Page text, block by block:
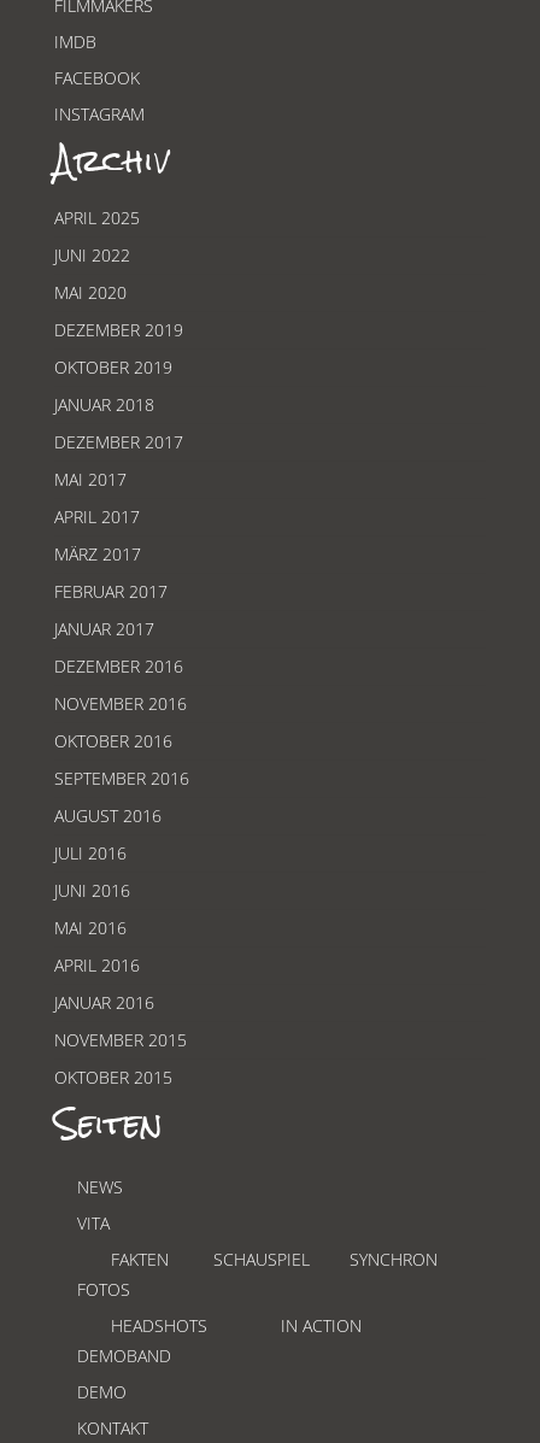
FILMMAKERS
IMDB
FACEBOOK
INSTAGRAM
Archiv
APRIL 2025
JUNI 2022
MAI 2020
DEZEMBER 2019
OKTOBER 2019
JANUAR 2018
DEZEMBER 2017
MAI 2017
APRIL 2017
MÄRZ 2017
FEBRUAR 2017
JANUAR 2017
DEZEMBER 2016
NOVEMBER 2016
OKTOBER 2016
SEPTEMBER 2016
AUGUST 2016
JULI 2016
JUNI 2016
MAI 2016
APRIL 2016
JANUAR 2016
NOVEMBER 2015
OKTOBER 2015
Seiten
NEWS
VITA
FAKTEN
SCHAUSPIEL
SYNCHRON
FOTOS
HEADSHOTS
IN ACTION
DEMOBAND
DEMO
KONTAKT